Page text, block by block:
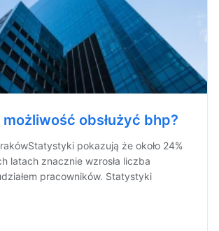
możliwość obsłużyć bhp?
pokazują że około 24%
latach znacznie wzrosła liczba
pracowników. Statystyki